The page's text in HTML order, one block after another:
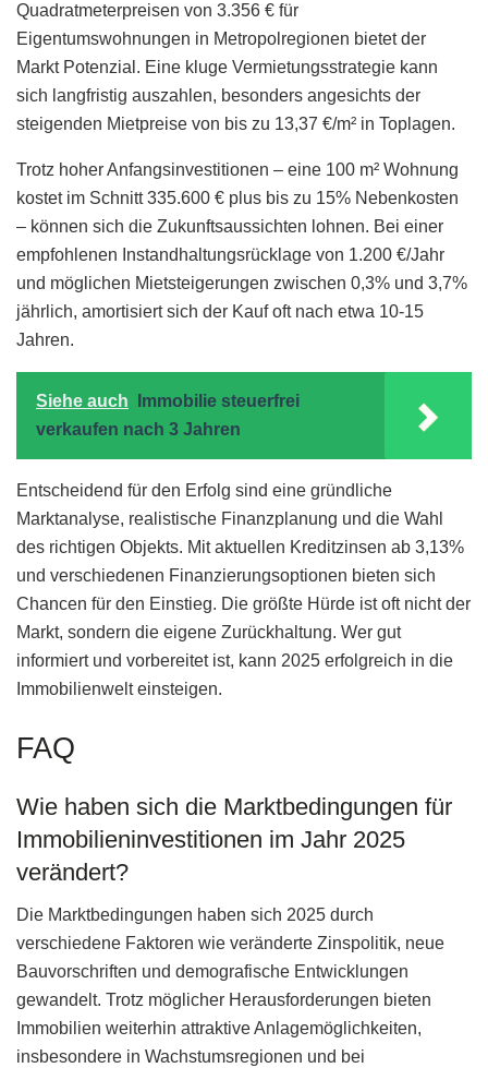
Quadratmeterpreisen von 3.356 € für
Eigentumswohnungen in Metropolregionen bietet der
Markt Potenzial. Eine kluge Vermietungsstrategie kann
sich langfristig auszahlen, besonders angesichts der
steigenden Mietpreise von bis zu 13,37 €/m² in Toplagen.
Trotz hoher Anfangsinvestitionen – eine 100 m² Wohnung
kostet im Schnitt 335.600 € plus bis zu 15% Nebenkosten
– können sich die Zukunftsaussichten lohnen. Bei einer
empfohlenen Instandhaltungsrücklage von 1.200 €/Jahr
und möglichen Mietsteigerungen zwischen 0,3% und 3,7%
jährlich, amortisiert sich der Kauf oft nach etwa 10-15
Jahren.
Siehe auch
Immobilie steuerfrei
verkaufen nach 3 Jahren
Entscheidend für den Erfolg sind eine gründliche
Marktanalyse, realistische Finanzplanung und die Wahl
des richtigen Objekts. Mit aktuellen Kreditzinsen ab 3,13%
und verschiedenen Finanzierungsoptionen bieten sich
Chancen für den Einstieg. Die größte Hürde ist oft nicht der
Markt, sondern die eigene Zurückhaltung. Wer gut
informiert und vorbereitet ist, kann 2025 erfolgreich in die
Immobilienwelt einsteigen.
FAQ
Wie haben sich die Marktbedingungen für
Immobilieninvestitionen im Jahr 2025
verändert?
Die Marktbedingungen haben sich 2025 durch
verschiedene Faktoren wie veränderte Zinspolitik, neue
Bauvorschriften und demografische Entwicklungen
gewandelt. Trotz möglicher Herausforderungen bieten
Immobilien weiterhin attraktive Anlagemöglichkeiten,
insbesondere in Wachstumsregionen und bei